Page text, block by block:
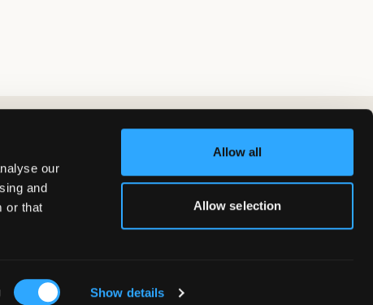
our
and
or that
Show details
Allow all
Allow selection